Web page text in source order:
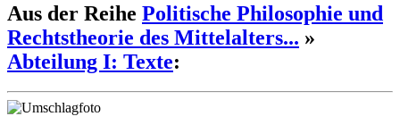
Aus der Reihe Politische Philosophie und
Rechtstheorie des Mittelalters... »
Abteilung I: Texte: